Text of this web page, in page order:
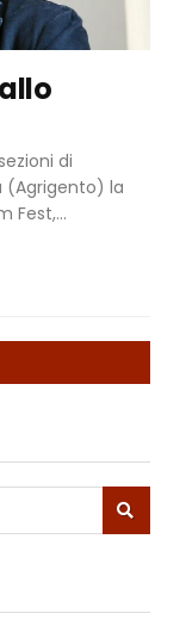
di
(Agrigento) la
Fest,...